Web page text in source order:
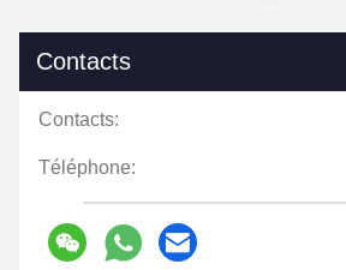
Contacts
Contacts:
Téléphone: